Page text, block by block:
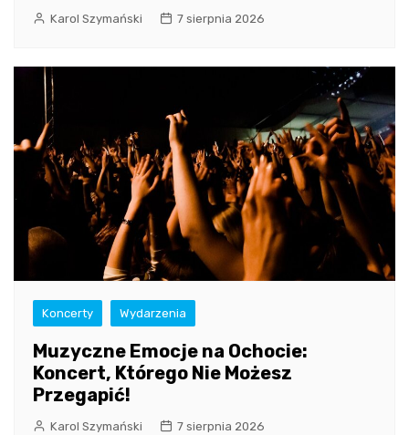
Karol Szymański 7 sierpnia 2026
Koncerty Wydarzenia
Muzyczne Emocje na Ochocie:
Koncert, Którego Nie Możesz
Przegapić!
Karol Szymański 7 sierpnia 2026